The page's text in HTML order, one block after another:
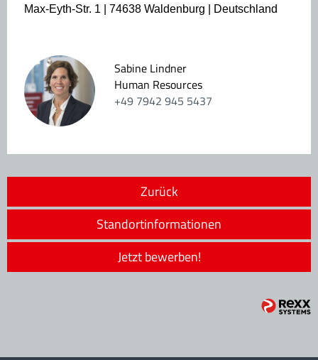
Max-Eyth-Str. 1 | 74638 Waldenburg | Deutschland
Sabine Lindner
Human Resources
+49 7942 945 5437
Standortinformationen
Zurück
Jetzt bewerben!